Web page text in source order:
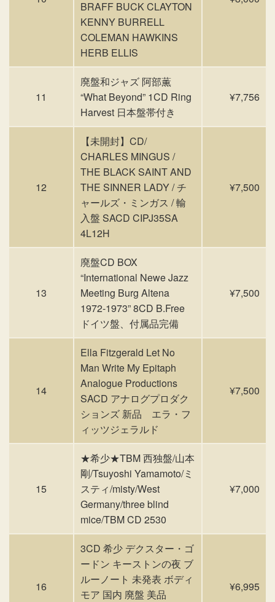
BRAFF BUCK CLAYTON
KENNY BURRELL
COLEMAN HAWKINS
HERB ELLIS
11
廃盤和ジャズ 阿部薫
“What Beyond” 1CD Ring
Harvest 日本盤帯付き
¥7,756
12
【未開封】CD/
CHARLES MINGUS /
THE BLACK SAINT AND
THE SINNER LADY / チ
ャールズ・ミンガス / 輸
入盤 SACD CIPJ35SA
4L12H
¥7,500
13
廃盤CD BOX
“International Newe Jazz
Meeting Burg Altena
1972-1973” 8CD B.Free
ドイツ盤、付属品完備
¥7,500
14
Ella Fitzgerald Let No
Man Write My Epitaph
Analogue Productions
SACD アナログプロダク
ションズ 新品 エラ・フ
ィッツジェラルド
¥7,500
15
★希少★TBM 西独盤/山本
剛/Tsuyoshi Yamamoto/ミ
スティ/misty/West
Germany/three blind
mice/TBM CD 2530
¥7,000
16
3CD 希少 デクスター・ゴ
ードン キーストンの夜 ブ
ルーノート 未発表 ボディ
モア 国内 廃盤 美品
¥6,995